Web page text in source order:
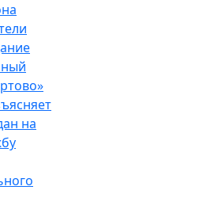
на